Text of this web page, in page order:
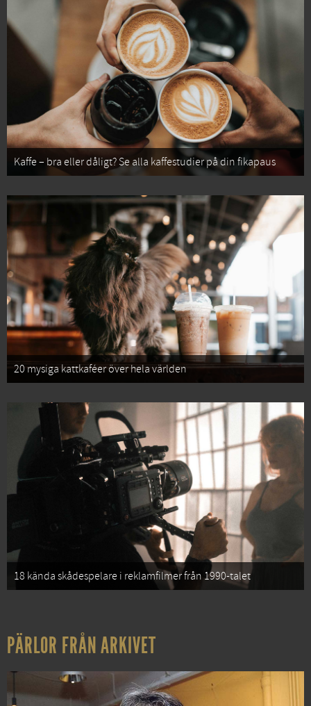
Kaffe – bra eller dåligt? Se alla kaffestudier på din fikapaus
20 mysiga kattkaféer över hela världen
18 kända skådespelare i reklamfilmer från 1990-talet
PÄRLOR FRÅN ARKIVET